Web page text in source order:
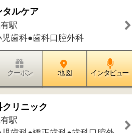
ック
●肛門外科●リハビ
ルギー科
地 図 インタビュー
マセラピー